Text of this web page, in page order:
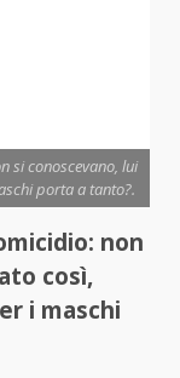
si conoscevano, lui
porta a tanto?.
non
così,
i maschi